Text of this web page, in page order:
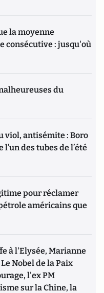
la moyenne
consécutive : jusqu'où
du
viol, antisémite : Boro
des tubes de l’été
pour réclamer
américains que
à l'Elysée, Marianne
Nobel de la Paix
l'ex PM
sur la Chine, la